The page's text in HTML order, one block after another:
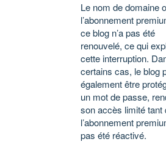
Le nom de domaine
l’abonnement
ce blog n’a pas été
renouvelé, ce qui
cette interruption.
certains cas, le blog
également être
un mot de passe,
son accès limité tant
l’abonnement
pas été réactivé.